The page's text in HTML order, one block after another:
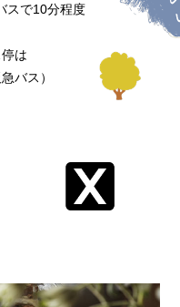
スで10分程度
は
バス）